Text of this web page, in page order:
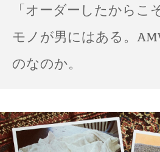
「オーダーしたから
モノが男にはある。
のなのか。